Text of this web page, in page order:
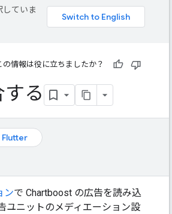
していま
の情報は役に立ちましたか？
る
Flutter
ンで Chartboost の広告を読み込
ユニットのメディエーション設